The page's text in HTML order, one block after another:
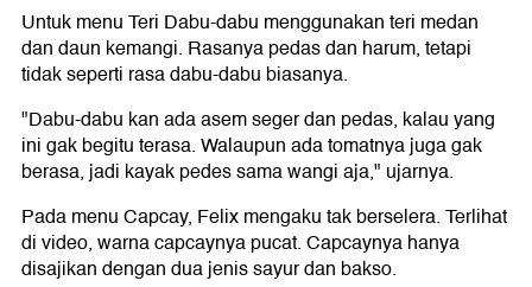
Untuk menu Teri Dabu-dabu menggunakan teri medan
dan daun kemangi. Rasanya pedas dan harum, tetapi
tidak seperti rasa dabu-dabu biasanya.
"Dabu-dabu kan ada asem seger dan pedas, kalau yang
ini gak begitu terasa. Walaupun ada tomatnya juga gak
berasa, jadi kayak pedes sama wangi aja," ujarnya.
Pada menu Capcay, Felix mengaku tak berselera. Terlihat
di video, warna capcaynya pucat. Capcaynya hanya
disajikan dengan dua jenis sayur dan bakso.